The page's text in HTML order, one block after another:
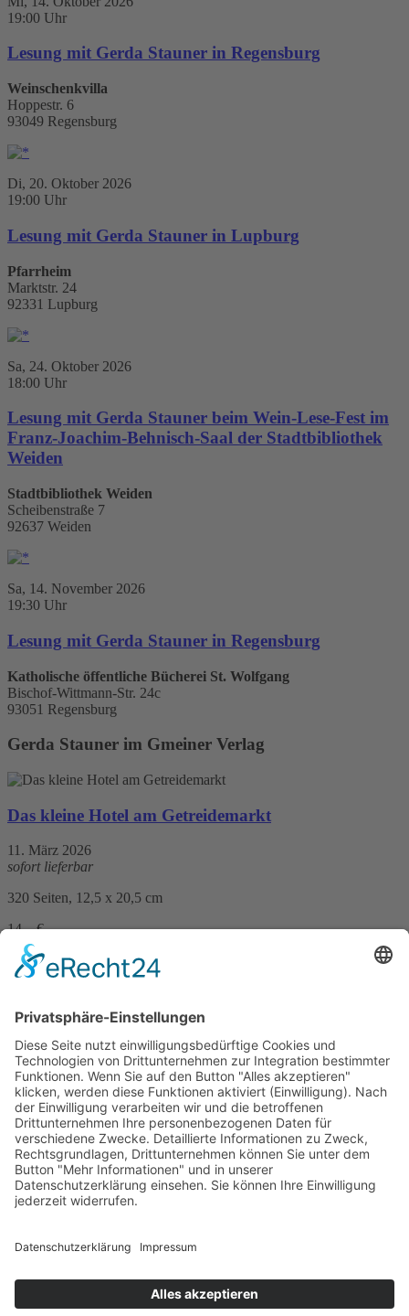
19:00 Uhr
Lesung mit Gerda Stauner in Regensburg
Weinschenkvilla
Hoppestr. 6
93049 Regensburg
Di, 20. Oktober 2026
19:00 Uhr
Lesung mit Gerda Stauner in Lupburg
Pfarrheim
Marktstr. 24
92331 Lupburg
Sa, 24. Oktober 2026
18:00 Uhr
Lesung mit Gerda Stauner beim Wein-Lese-Fest im
Franz-Joachim-Behnisch-Saal der Stadtbibliothek
Weiden
Stadtbibliothek Weiden
Scheibenstraße 7
92637 Weiden
Sa, 14. November 2026
19:30 Uhr
Lesung mit Gerda Stauner in Regensburg
Katholische öffentliche Bücherei St. Wolfgang
Bischof-Wittmann-Str. 24c
93051 Regensburg
Gerda Stauner im Gmeiner Verlag
Das kleine Hotel am Getreidemarkt
11. März 2026
sofort lieferbar
320 Seiten, 12,5 x 20,5 cm
14,– €
mehr Infos …
Wo ist dieses Glück noch mal?
12. Februar 2025
sofort lieferbar
256 Seiten, 12,5 x 20,5 cm
14,– €
mehr Infos …
AGB